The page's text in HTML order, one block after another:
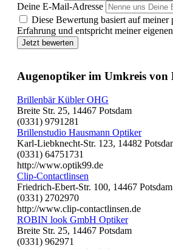
Deine E-Mail-Adresse
Diese Bewertung basiert auf meiner
Erfahrung und entspricht meiner
Jetzt bewerten
Augenoptiker im Umkreis von
Brillenbär Kübler OHG
Breite Str. 25, 14467 Potsdam
(0331) 9791281
Brillenstudio Hausmann Optiker
Karl-Liebknecht-Str. 123, 14482
(0331) 64751731
http://www.optik99.de
Clip-Contactlinsen
Friedrich-Ebert-Str. 100, 14467 Potsdam
(0331) 2702970
http://www.clip-contactlinsen.de
ROBIN look GmbH Optiker
Breite Str. 25, 14467 Potsdam
(0331) 962971